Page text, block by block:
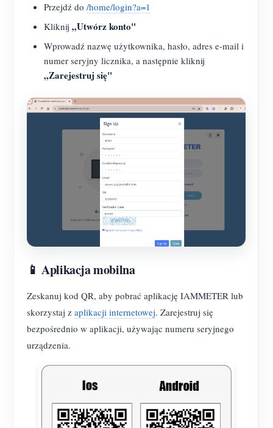
Przejdź do /home/login?a=1
Kliknij „Utwórz konto"
Wprowadź nazwę użytkownika, hasło, adres e-mail i
numer seryjny licznika, a następnie kliknij
„Zarejestruj się"
📱 Aplikacja mobilna
Zeskanuj kod QR, aby pobrać aplikację IAMMETER lub
skorzystaj z aplikacji internetowej. Zarejestruj się
bezpośrednio w aplikacji, używając numeru seryjnego
urządzenia.